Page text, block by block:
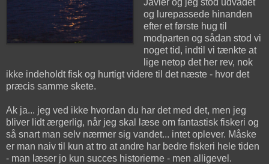
og lurepassede hinanden
efter et første hug til
modparten og sådan stod vi
noget tid, indtil vi tænkte at
lige netop det her rev, nok
ikke indeholdt fisk og hurtigt videre til det næste - hvor det
præcis samme skete.
Ak ja... jeg ved ikke hvordan du har det med det, men jeg
bliver lidt ærgerlig, når jeg skal læse om fantastisk fiskeri og
så snart man selv nærmer sig vandet... intet oplever. Måske
er man naiv til kun at tro at andre har bedre fiskeri hele tiden
- man læser jo kun succes historierne - men alligevel.